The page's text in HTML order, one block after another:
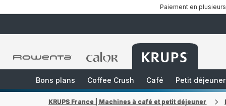
Paiement en
Accueil
Accueil
Accueil
Bons plans Coffee Crush Café Petit déjeuner
KRUPS France | Machines à café et petit déjeuner